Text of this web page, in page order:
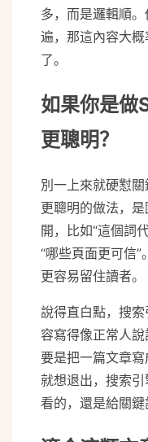
多，而是邏輯順
遍，那這內容大
了。
如果你是做
更聰明？
別一上來就硬懟關
更聰明的做法，
開，比如“這個詞
“哪些頁面更可信
更容易留住讀者。
說得直白點，搜
容寫得像正常人
要是把一篇文章
就想退出，搜索
看的，還是給關鍵